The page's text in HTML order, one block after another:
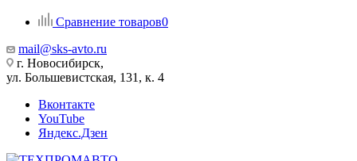
Сравнение товаров0
mail@sks-avto.ru
г. Новосибирск,
ул. Большевистская, 131, к. 4
Вконтакте
YouTube
Яндекс.Дзен